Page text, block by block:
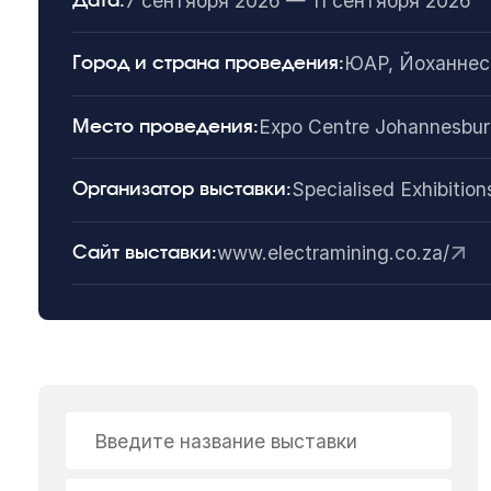
Город и страна проведения:ЮАР,
Место проведения:Expo Centre
Организатор выставки:Specialised
Сайт выставки:www.electramining.co.za/
Введите название выставки